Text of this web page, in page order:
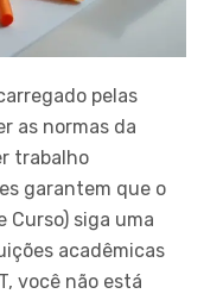
pelas
as normas da
trabalho
garantem que o
Curso) siga uma
acadêmicas
você não está